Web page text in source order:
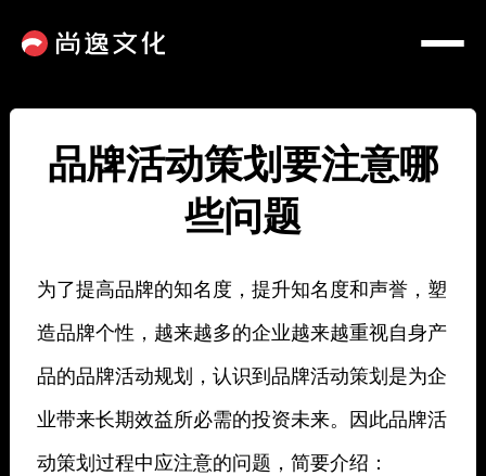
品牌活动策划要注意哪
些问题
为了提高品牌的知名度，提升知名度和声誉，塑
造品牌个性，越来越多的企业越来越重视自身产
品的品牌活动规划，认识到品牌活动策划是为企
业带来长期效益所必需的投资未来。因此品牌活
动策划过程中应注意的问题，简要介绍：